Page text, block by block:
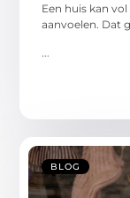
Een huis kan
aanvoelen. Dat
...
BLOG